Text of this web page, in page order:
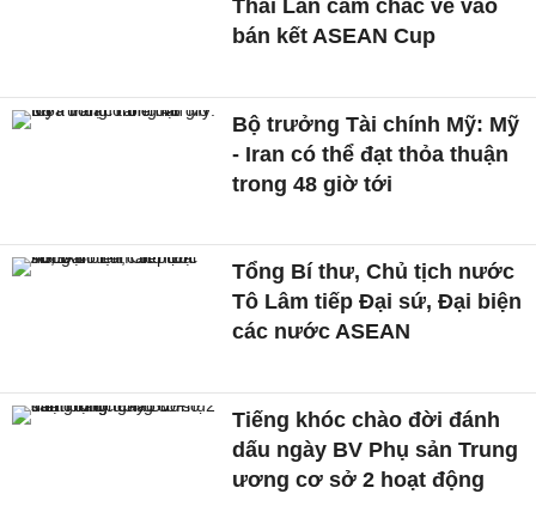
Thái Lan cầm chắc vé vào
bán kết ASEAN Cup
Bộ trưởng Tài chính Mỹ: Mỹ
- Iran có thể đạt thỏa thuận
trong 48 giờ tới
Tổng Bí thư, Chủ tịch nước
Tô Lâm tiếp Đại sứ, Đại biện
các nước ASEAN
Tiếng khóc chào đời đánh
dấu ngày BV Phụ sản Trung
ương cơ sở 2 hoạt động